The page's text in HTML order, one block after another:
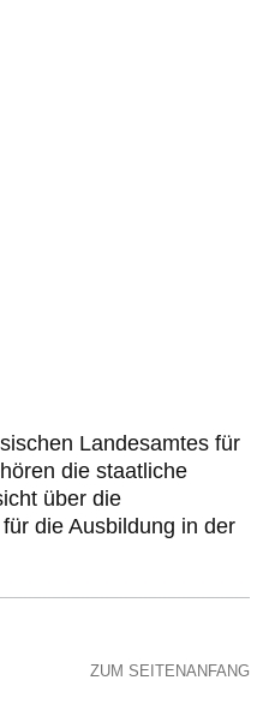
Landesamtes für
die staatliche
über die
die Ausbildung in der
ZUM SEITENANFANG